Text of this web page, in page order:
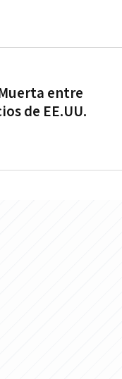
entre
de EE.UU.